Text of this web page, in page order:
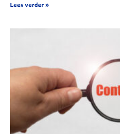
Lees verder »